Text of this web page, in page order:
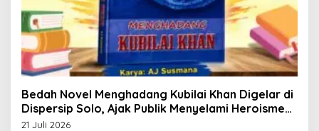
Bedah Novel Menghadang Kubilai Khan Digelar di
Dispersip Solo, Ajak Publik Menyelami Heroisme
Leluhur Nusantara
21 Juli 2026